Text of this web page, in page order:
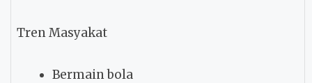
Tren Masyakat
Bermain bola